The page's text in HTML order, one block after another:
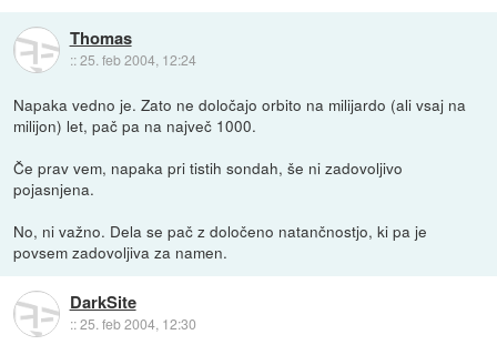
Thomas
::25. feb 2004, 12:24
Napaka vedno je. Zato ne določajo orbito na milijardo (ali vsaj na
milijon) let, pač pa na največ 1000.
Če prav vem, napaka pri tistih sondah, še ni zadovoljivo
pojasnjena.
No, ni važno. Dela se pač z določeno natančnostjo, ki pa je
povsem zadovoljiva za namen.
DarkSite
::25. feb 2004, 12:30